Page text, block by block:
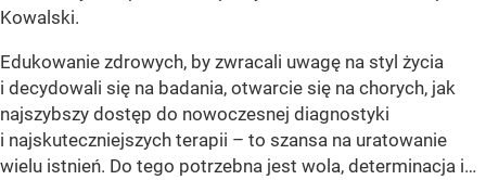
Kowalski.
Edukowanie zdrowych, by zwracali uwagę na styl życia
i decydowali się na badania, otwarcie się na chorych, jak
najszybszy dostęp do nowoczesnej diagnostyki
i najskuteczniejszych terapii – to szansa na uratowanie
wielu istnień. Do tego potrzebna jest wola, determinacja i…